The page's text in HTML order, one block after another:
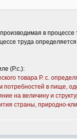
в процессе
труда
(Р.с.):
товара Р. с.
в пище,
на величину и
страны, природно-